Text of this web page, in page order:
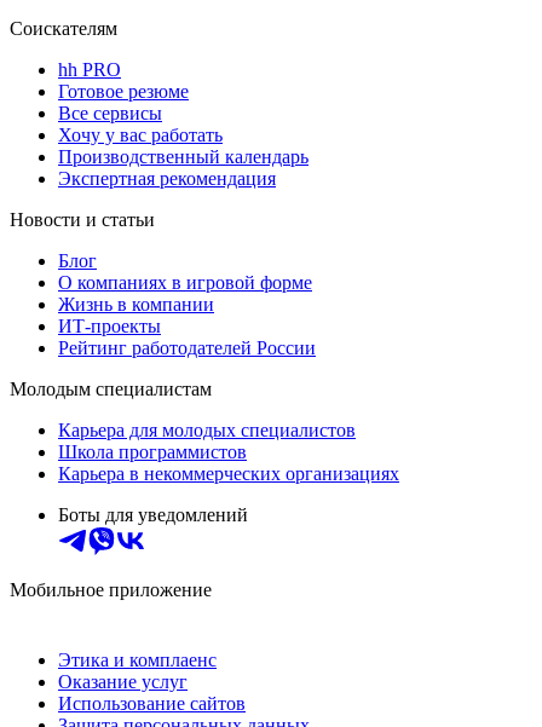
Соискателям
hh PRO
Готовое резюме
Все сервисы
Хочу у вас работать
Производственный календарь
Экспертная рекомендация
Новости и статьи
Блог
О компаниях в игровой форме
Жизнь в компании
ИТ-проекты
Рейтинг работодателей России
Молодым специалистам
Карьера для молодых специалистов
Школа программистов
Карьера в некоммерческих организациях
Боты для уведомлений
Мобильное приложение
Этика и комплаенс
Оказание услуг
Использование сайтов